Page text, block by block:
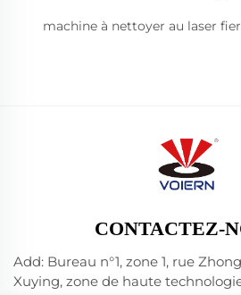
machine à nettoyer au laser fier
CONTACTEZ-
Add: Bureau n°1, zone 1, rue
Xuying, zone de haute